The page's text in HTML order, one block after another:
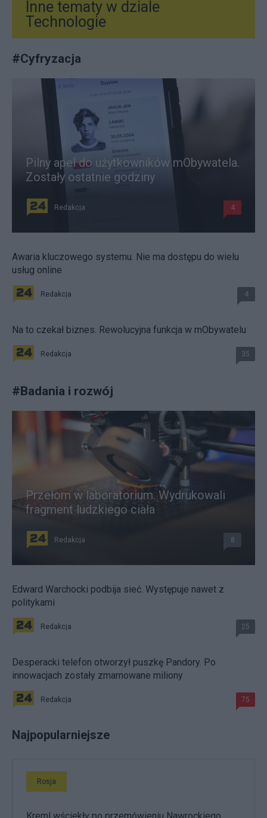
Inne tematy w dziale
Technologie
#Cyfryzacja
Pilny apel do użytkowników mObywatela.
Zostały ostatnie godziny
Redakcja 4
Awaria kluczowego systemu. Nie ma dostępu do wielu
usług online
Redakcja 4
Na to czekał biznes. Rewolucyjna funkcja w mObywatelu
Redakcja 35
#Badania i rozwój
Przełom w laboratorium. Wydrukowali
fragment ludzkiego ciała
Redakcja 8
Edward Warchocki podbija sieć. Występuje nawet z
politykami
Redakcja 25
Desperacki telefon otworzył puszkę Pandory. Po
innowacjach zostały zmarnowane miliony
Redakcja 75
Najpopularniejsze
Rosja
Kreml wściekły po przemówieniu Nawrockiego.